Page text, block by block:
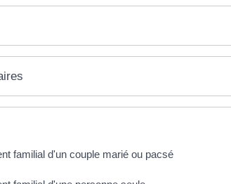
familial d'un couple marié ou pacsé